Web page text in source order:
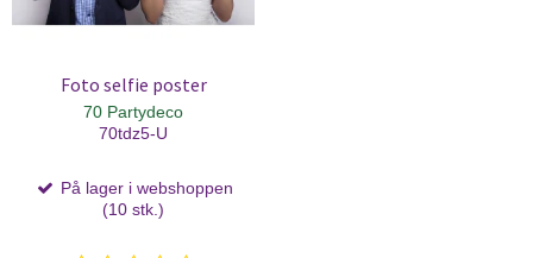
Foto selfie poster
70 Partydeco
70tdz5-U
På lager i webshoppen
(10 stk.)